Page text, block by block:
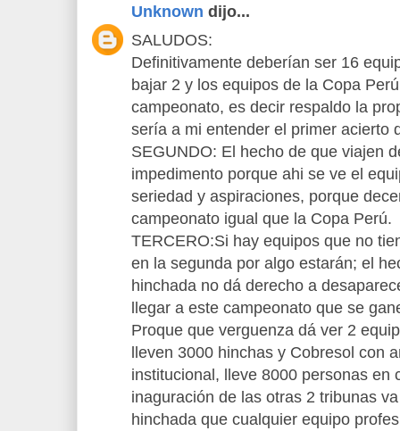
Unknown dijo...
SALUDOS:
Definitivamente deberían ser 16
bajar 2 y los equipos de la Copa
campeonato, es decir respaldo la
sería a mi entender el primer acierto
SEGUNDO: El hecho de que viajen
impedimento porque ahi se ve el
seriedad y aspiraciones, porque
campeonato igual que la Copa Perú.
TERCERO:Si hay equipos que no
en la segunda por algo estarán; el
hinchada no dá derecho a
llegar a este campeonato que se
Proque que verguenza dá ver 2
lleven 3000 hinchas y Cobresol con
institucional, lleve 8000 personas en
inaguración de las otras 2 tribunas
hinchada que cualquier equipo